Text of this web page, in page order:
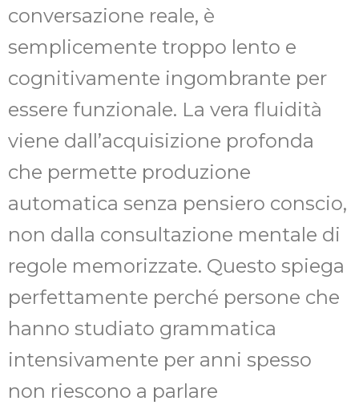
conversazione reale, è
semplicemente troppo lento e
cognitivamente ingombrante per
essere funzionale. La vera fluidità
viene dall’acquisizione profonda
che permette produzione
automatica senza pensiero conscio,
non dalla consultazione mentale di
regole memorizzate. Questo spiega
perfettamente perché persone che
hanno studiato grammatica
intensivamente per anni spesso
non riescono a parlare